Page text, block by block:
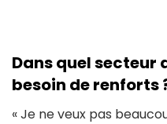
Dans quel secteur
besoin de renforts
« Je ne veux pas